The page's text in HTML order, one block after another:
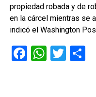
propiedad robada y de
en la cárcel mientras se
indicó el Washington
F
W T